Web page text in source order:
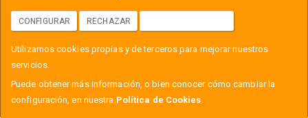
0265 Cat.6/ 50cm/ Gris
2,79 €
AISENS - A101-0024
CONFIGURAR RECHAZAR
Utilizamos cookies propias y de terceros para mejorar nuestros
servicios.
Puede obtener más información, o bien conocer cómo cambiar la
configuración, en nuestra Política de Cookies.